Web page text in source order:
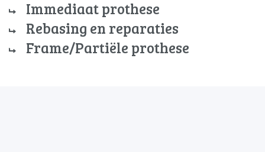
Immediaat prothese
Rebasing en reparaties
Frame/Partiële prothese